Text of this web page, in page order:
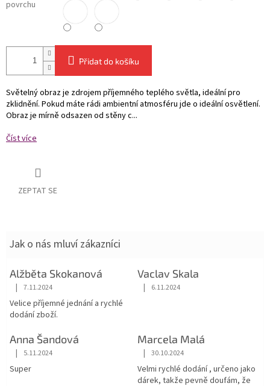
povrchu
Přidat do košíku
Světelný obraz je zdrojem příjemného teplého světla, ideální pro
zklidnění. Pokud máte rádi ambientní atmosféru jde o ideální osvětlení.
Obraz je mírně odsazen od stěny c...
Číst více
ZEPTAT SE
Jak o nás mluví zákazníci
Alžběta Skokanová
Hodnocení obchodu je 5 z 5 hvězdiček.
| 7.11.2024
Velice příjemné jednání a rychlé
dodání zboží.
Vaclav Skala
Hodnocení obchodu je 5 z 5
| 6.11.2024
Anna Šandová
Hodnocení obchodu je 5 z 5 hvězdiček.
| 5.11.2024
Super
Marcela Malá
Hodnocení obchodu je 5 z 5
| 30.10.2024
Velmi rychlé dodání , určeno jako
dárek, takže pevně doufám, že